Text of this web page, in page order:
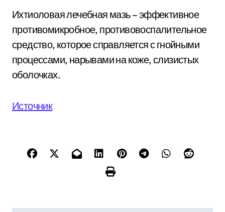
Ихтиоловая лечебная мазь – эффективное
противомикробное, противовоспалительное
средство, которое справляется с гнойными
процессами, нарывами на коже, слизистых
оболочках.
Источник